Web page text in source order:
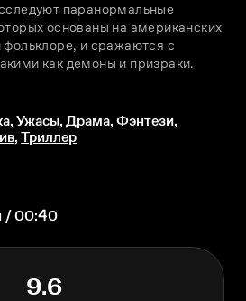
паранормальные
основаны на американских
фольклоре, и сражаются с
как демоны и призраки.
,Ужасы,Драма,Фэнтези,
,Триллер
/ 00:40
9.6